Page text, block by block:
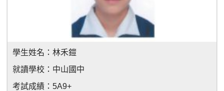
學生姓名： 林禾鎧
就讀學校： 中山國中
考試成績： 5A9+